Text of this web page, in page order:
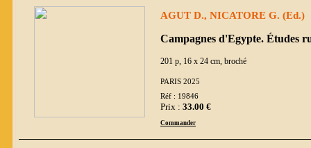
AGUT D., NICATORE G. (Ed.)
Campagnes d'Egypte. Études
201 p, 16 x 24 cm, broché
PARIS 2025
Réf : 19846
Prix : 33.00 €
Commander